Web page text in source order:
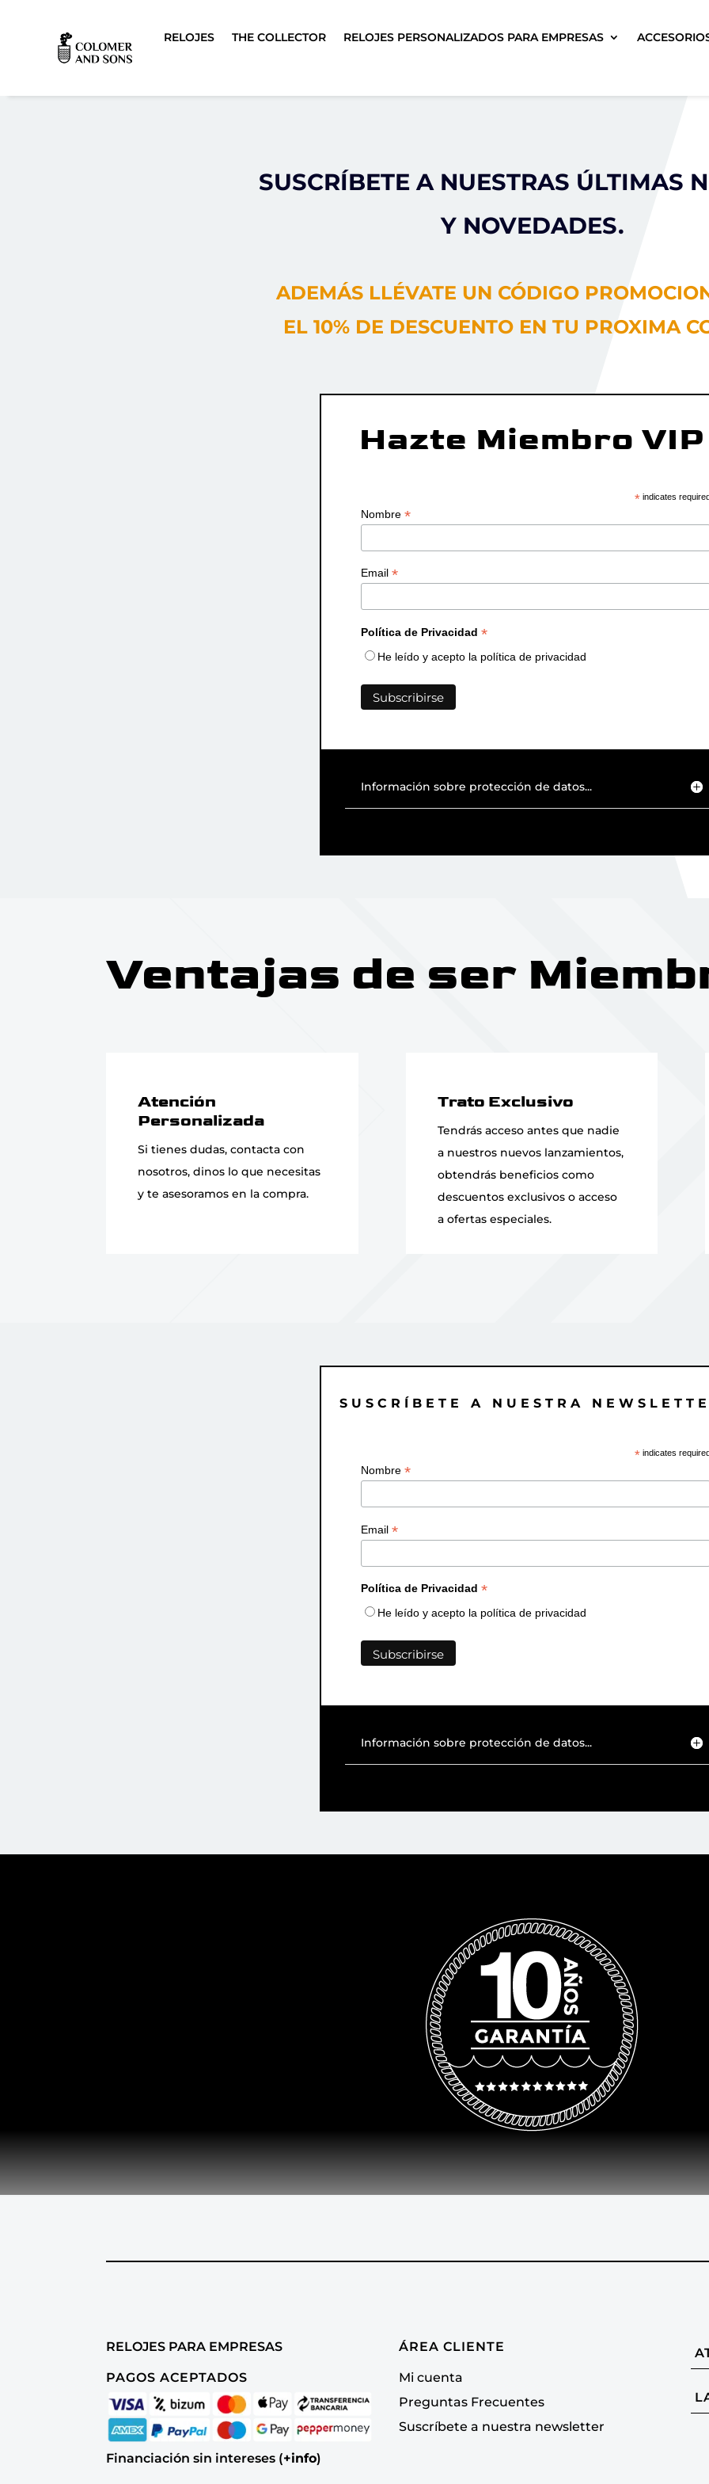
RELOJES THE COLLECTOR RELOJES PERSONALIZADOS PARA EMPRESAS
SUSCRÍBETE A NUESTRAS ÚLTIMAS
Y NOVEDADES.
ADEMÁS LLÉVATE UN CÓDIGO
EL 10% DE DESCUENTO EN TU PROXIMA
Hazte Miembro VIP
*indicates
Nombre *
Email *
Política de Privacidad *
He leído y acepto la política de privacidad
Información sobre protección de datos...
Ventajas de ser
Atención
Personalizada
Si tienes dudas, contacta con
nosotros, dinos lo que necesitas
y te asesoramos en la compra.
Trato Exclusivo
Tendrás acceso antes que nadie
a nuestros nuevos lanzamientos,
obtendrás beneficios como
descuentos exclusivos o acceso
a ofertas especiales.
SUSCRÍBETE A NUESTRA
*indicates
Nombre *
Email *
Política de Privacidad *
He leído y acepto la política de privacidad
Información sobre protección de datos...
RELOJES PARA EMPRESAS
PAGOS ACEPTADOS
Financiación sin intereses (+info)
ÁREA CLIENTE
Mi cuenta
Preguntas Frecuentes
Suscríbete a nuestra newsletter